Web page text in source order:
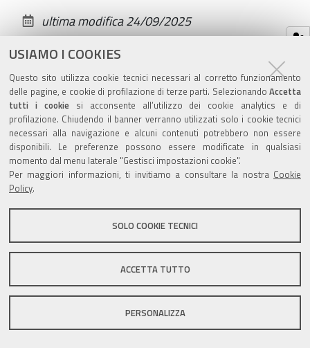
USIAMO I COOKIES
Questo sito utilizza cookie tecnici necessari al corretto funzionamento
delle pagine, e cookie di profilazione di terze parti. Selezionando Accetta
tutti i cookiesi acconsente all’utilizzo dei cookie analytics e di
profilazione. Chiudendo il banner verranno utilizzati solo i cookie tecnici
necessari alla navigazione e alcuni contenuti potrebbero non essere
disponibili. Le preferenze possono essere modificate in qualsiasi
momento dal menu laterale "Gestisci impostazioni cookie".
Per maggiori informazioni, ti invitiamo a consultare la nostra Cookie
Policy.
SOLO COOKIE TECNICI
ACCETTA TUTTO
PERSONALIZZA
documento
ultima modifica24/09/2025
Valuta questo sito
Sito istituzionale Comune di Zola Predosa
DPO|Accessibilità